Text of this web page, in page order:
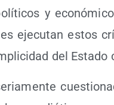
y
eje­cu­tan estos
del Esta­do